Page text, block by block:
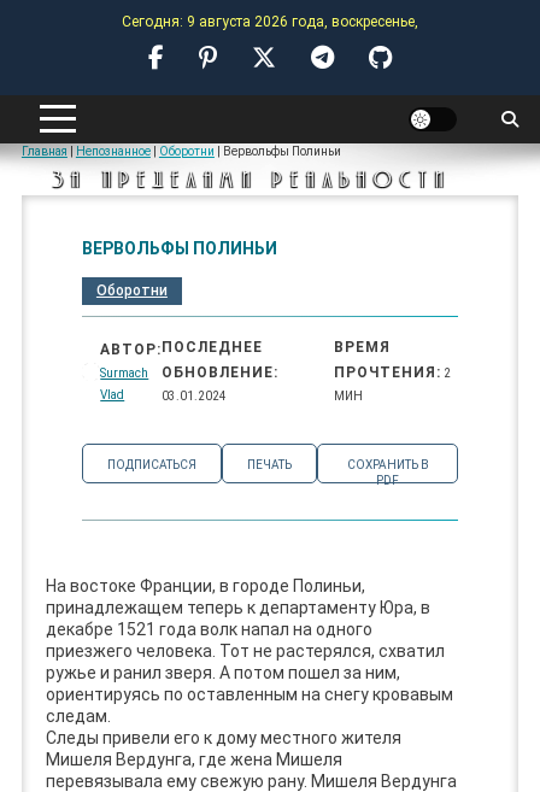
Сегодня: 9 августа 2026 года, воскресенье,
ANOMALY-HUB
ЗА ПРЕДЕЛАМИ РЕАЛЬНОСТИ
Главная Непознанное| Оборотни Вервольфы Полиньи
ВЕРВОЛЬФЫ ПОЛИНЬИ
Оборотни
АВТОР:
Surmach
Vlad
ПОСЛЕДНЕЕ
ОБНОВЛЕНИЕ:
03.01.2024
ВРЕМЯ
ПРОЧТЕНИЯ: 2
МИН
ПОДПИСАТЬСЯ ПЕЧАТЬ
СОХРАНИТЬ В
PDF
На востоке Франции, в городе Полиньи,
принадлежащем теперь к департаменту Юра, в
декабре 1521 года волк напал на одного
приезжего человека. Тот не растерялся, схватил
ружье и ранил зверя. А потом пошел за ним,
ориентируясь по оставленным на снегу кровавым
следам.
Следы привели его к дому местного жителя
Мишеля Вердунга, где жена Мишеля
перевязывала ему свежую рану. Мишеля Вердунга